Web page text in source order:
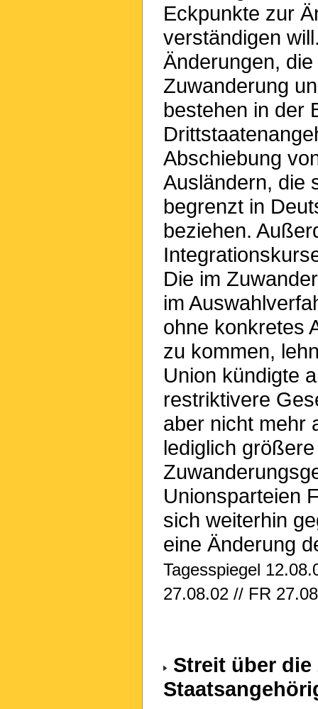
Eckpunkte zur
verständigen
Änderungen,
Zuwanderung
bestehen in der
Abschiebung
Ausländern, die
begrenzt in
beziehen.
Die im
im
ohne konkretes
zu kommen,
Union kündigte
restriktivere
aber nicht mehr
lediglich
Unionsparteien
sich weiterhin
eine Änderung
Tagesspiegel
27.08.02 // FR
Streit über